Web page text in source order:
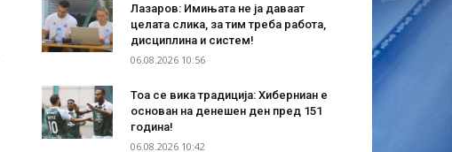
Лазаров: Имињата не ја даваат
целата слика, за тим треба работа,
дисциплина и систем!
06.08.2026 10:56
Тоа се вика традиција: Хиберниан е
основан на денешен ден пред 151
година!
06.08.2026 10:42